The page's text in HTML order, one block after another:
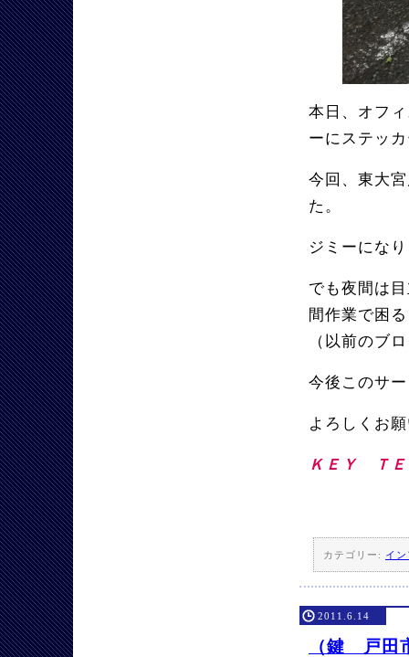
本日、オフ
ーにステッ
今回、東大
た。
ジミーにな
でも夜間は
間作業で困
（以前のブ
今後このサ
よろしくお
ＫＥＹ Ｔ
カテゴリー: イ
2011.6.14
（鍵 戸田